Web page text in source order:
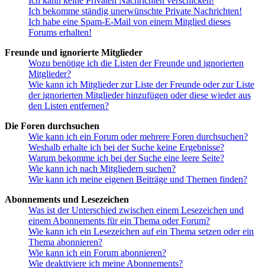
Ich bekomme ständig unerwünschte Private Nachrichten!
Ich habe eine Spam-E-Mail von einem Mitglied dieses
Forums erhalten!
Freunde und ignorierte Mitglieder
Wozu benötige ich die Listen der Freunde und ignorierten
Mitglieder?
Wie kann ich Mitglieder zur Liste der Freunde oder zur Liste
der ignorierten Mitglieder hinzufügen oder diese wieder aus
den Listen entfernen?
Die Foren durchsuchen
Wie kann ich ein Forum oder mehrere Foren durchsuchen?
Weshalb erhalte ich bei der Suche keine Ergebnisse?
Warum bekomme ich bei der Suche eine leere Seite?
Wie kann ich nach Mitgliedern suchen?
Wie kann ich meine eigenen Beiträge und Themen finden?
Abonnements und Lesezeichen
Was ist der Unterschied zwischen einem Lesezeichen und
einem Abonnements für ein Thema oder Forum?
Wie kann ich ein Lesezeichen auf ein Thema setzen oder ein
Thema abonnieren?
Wie kann ich ein Forum abonnieren?
Wie deaktiviere ich meine Abonnements?